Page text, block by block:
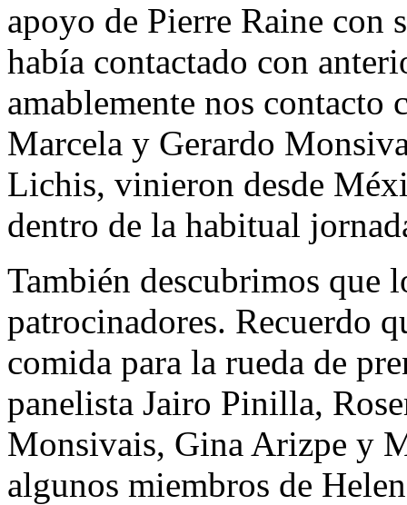
apoyo de Pierre Raine con
había contactado con
amablemente nos
Marcela y Gerardo
Lichis, vinieron desde
dentro de la habitual
También descubrimos que
patrocinadores. Recuerdo
comida para la rueda de
panelista Jairo Pinilla,
Monsivais, Gina Arizpe y
algunos miembros de